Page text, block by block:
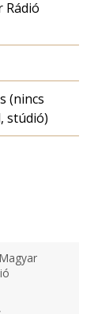
Rádió
(nincs
stúdió)
Magyar